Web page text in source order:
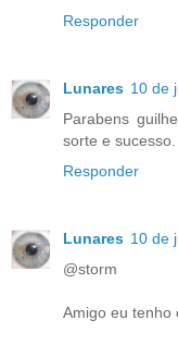
Responder
Lunares 10 de
Parabens
sorte e sucesso.
Responder
Lunares 10 de
@storm
Amigo eu tenho